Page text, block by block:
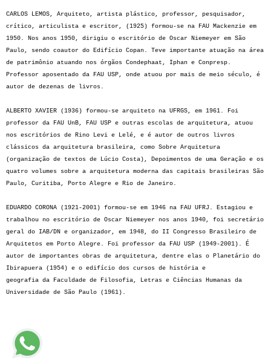
CARLOS LEMOS, Arquiteto, artista plástico, professor, pesquisador,
crítico, articulista e escritor, (1925) formou-se na FAU Mackenzie em
1950. Nos anos 1950, dirigiu o escritório de Oscar Niemeyer em São
Paulo, sendo coautor do Edifício Copan. Teve importante atuação na área
de patrimônio atuando nos órgãos Condephaat, Iphan e Conpresp.
Professor aposentado da FAU USP, onde atuou por mais de meio século, é
autor de dezenas de livros.
ALBERTO XAVIER (1936) formou-se arquiteto na UFRGS, em 1961. Foi
professor da FAU UnB, FAU USP e outras escolas de arquitetura, atuou
nos escritórios de Rino Levi e Lelé, e é autor de outros livros
clássicos da arquitetura brasileira, como Sobre Arquitetura
(organização de textos de Lúcio Costa), Depoimentos de uma Geração e os
quatro volumes sobre a arquitetura moderna das capitais brasileiras São
Paulo, Curitiba, Porto Alegre e Rio de Janeiro.
EDUARDO CORONA (1921-2001) formou-se em 1946 na FAU UFRJ. Estagiou e
trabalhou no escritório de Oscar Niemeyer nos anos 1940, foi secretário
geral do IAB/DN e organizador, em 1948, do II Congresso Brasileiro de
Arquitetos em Porto Alegre. Foi professor da FAU USP (1949-2001). É
autor de importantes obras de arquitetura, dentre elas o Planetário do
Ibirapuera (1954) e o edifício dos cursos de história e
geografia da Faculdade de Filosofia, Letras e Ciências Humanas da
Universidade de São Paulo (1961).